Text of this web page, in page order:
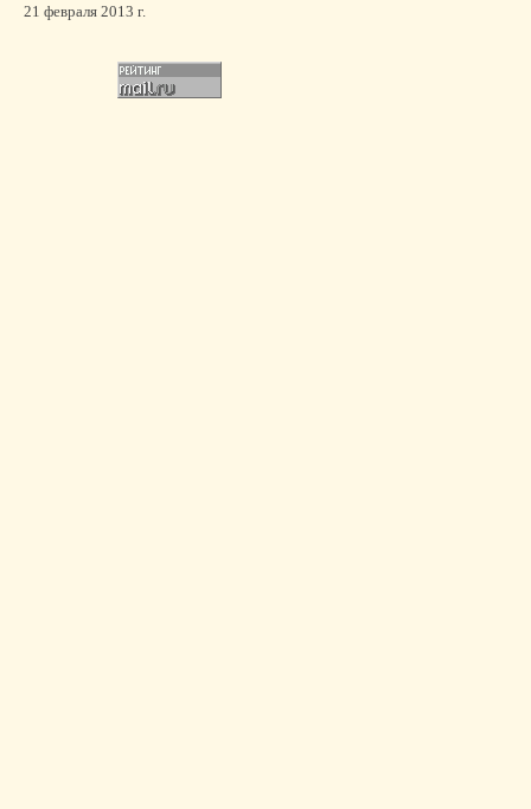
21 февраля 2013 г.